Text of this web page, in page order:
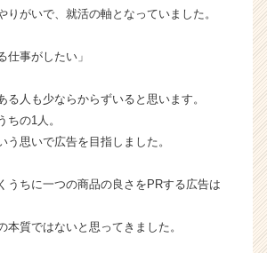
届
就
イ
ト
チ
キ
リ
りがいで、就活の軸となっていました。
仕事がしたい」
る人も少ならからずいると思います。
ちの1人。
う思いで広告を目指しました。
うちに一つの商品の良さをPRする広告は
本質ではないと思ってきました。